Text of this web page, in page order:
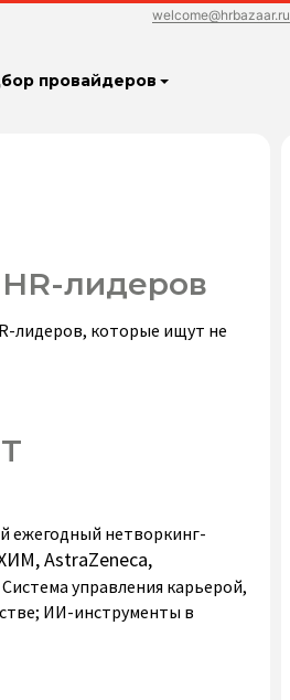
welcome@hrbazaar.ru
провайдеров
лидеров
лидеров, которые ищут не
ежегодный нетворкинг-
AstraZeneca,
управления карьерой,
ИИ-инструменты в